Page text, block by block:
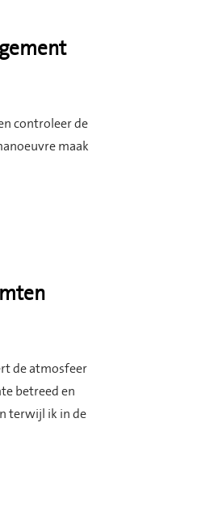
controleer de
maak
de atmosfeer
betreed en
terwijl ik in de